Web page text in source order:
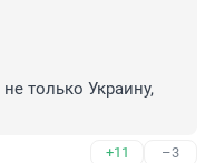
только Украину,
+11 –3